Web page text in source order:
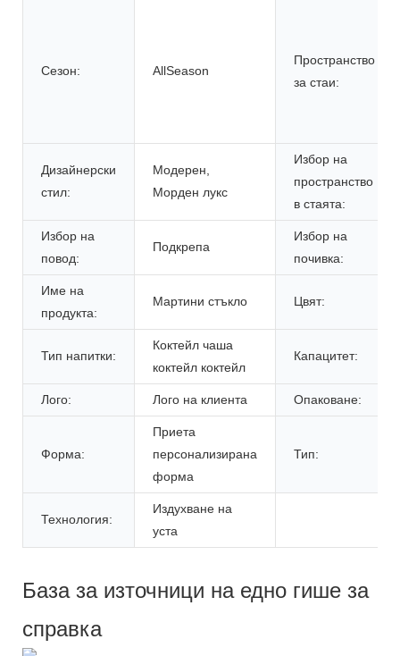
Сезон: AllSeason
Пространство
за стаи:
Дизайнерски
стил:
Модерен,
Морден лукс
Избор на
пространство
в стаята:
Избор на
повод:
Подкрепа
Избор на
почивка:
Име на
продукта:
Мартини стъкло Цвят:
Тип напитки:
Коктейл чаша
коктейл коктейл
Капацитет:
Лого: Лого на клиента Опаковане:
Форма:
Приета
персонализирана
форма
Тип:
Технология:
Издухване на
уста
База за източници на едно гише за
справка